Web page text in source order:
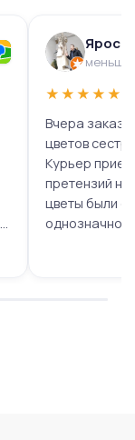
меньше
★★★★★
Вчера
цветов
Курьер
претензий
цветы были
однозначно.